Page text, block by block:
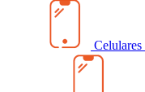
Celulares